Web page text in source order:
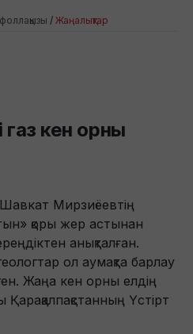
/ Жаңалықтар
газ кен орны
Мирзиёевтің
қоры жер астынан
анықталған.
ол аумақта барлау
Жаңа кен орны елдің
Үстірт